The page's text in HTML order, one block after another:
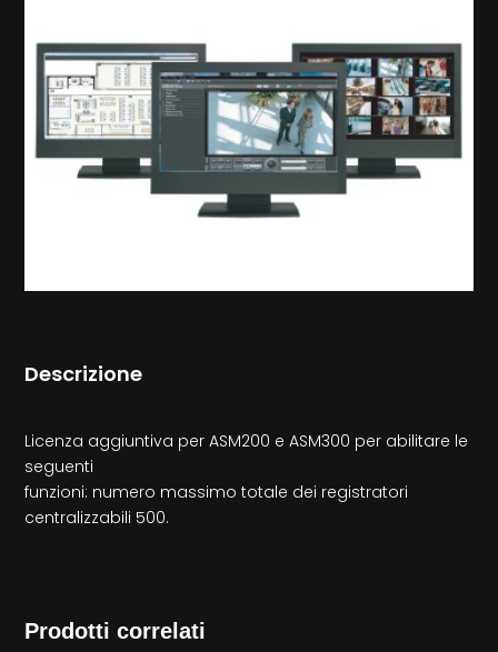
Descrizione
Licenza aggiuntiva per ASM200 e ASM300 per abilitare le
seguenti
funzioni: numero massimo totale dei registratori
centralizzabili 500.
Prodotti correlati